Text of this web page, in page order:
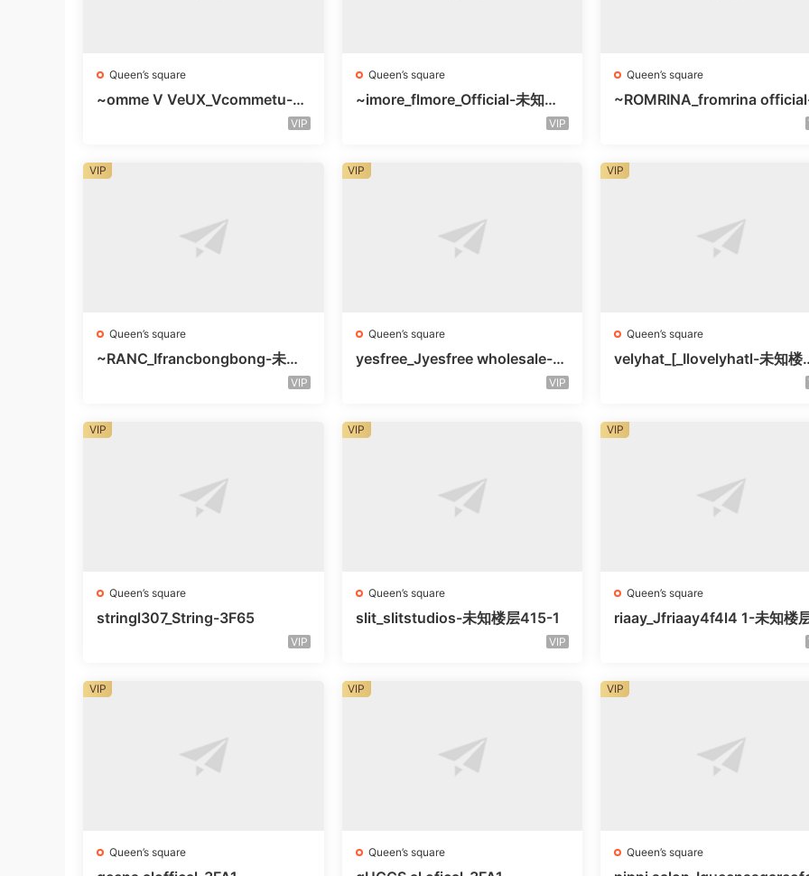
Queen’s square
~omme V VeUX_Vcommetu-3F
VIP
Queen’s square
~imore_flmore_Official-未知楼
VIP
Queen’s square
~ROMRINA_fromrina
Queen’s square
~RANC_Ifrancbongbong-未知
VIP
VIP
Queen’s square
yesfree_Jyesfree wholesale-未
VIP
VIP
Queen’s square
velyhat_[_Ilovelyhatl-未知楼
VIP
Queen’s square
stringl307_String-3F65
VIP
VIP
Queen’s square
slit_slitstudios-未知楼层415-1
VIP
VIP
Queen’s square
riaay_Jfriaay4f4l4 1-未知楼
VIP
Queen’s square
VIP
Queen’s square
VIP
Queen’s square
VIP